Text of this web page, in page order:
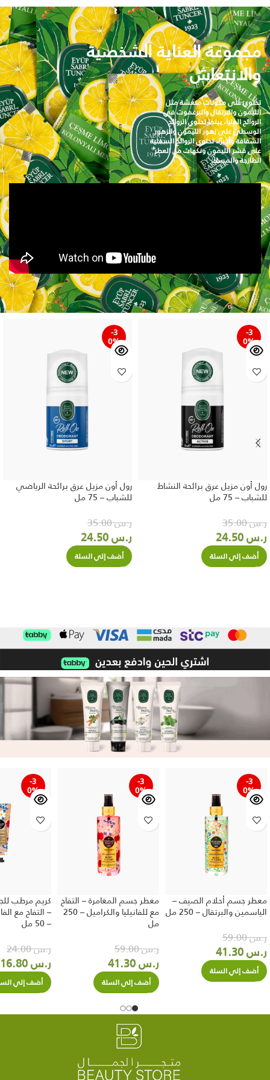
مجموعة العناية الشخصية
والانتعاش
تحتوي على مكونات منعشة مثل
الليمون والبرتقال والبرغموت في
الروائح العليا، بينما تحتوي الروائح
الوسطى على زهور الليمون والزهور
الشفافةوأخيرًا، تحتوي الروائح السفلية
على قشر الليمون ونكهات من العطر
الطازجة والمسك
-3
0%
رول أون مزيل عرق برائحة النشاط
للشباب – 75 مل
ر.س35.00
ر.س
أضف إلي السلة
-3
0%
رول أون مزيل عرق برائحة الرياضي
للشباب – 75 مل
ر.س35.00
ر.س
أضف إلي السلة
-3
0%
معطر جسم أحلام الصيف –
الياسمين والبرتقال – 250 مل
ر.س59.00
ر.س
أضف إلي السلة
-3
0%
معطر جسم المغامرة – التفاح
مع للفانيليا والكراميل – 250
مل
ر.س59.00
ر.س41.30
أضف إلي السلة
-3
0%
كريم مرطب
– التفاح مع
– 50 مل
ر.س24.00
ر.س16.80
أضف إلي